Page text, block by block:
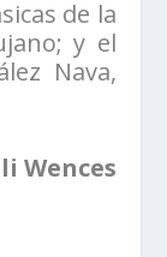
de la
y el
Nava,
Wences